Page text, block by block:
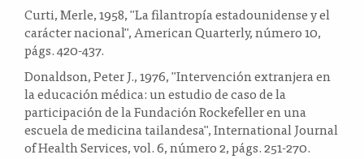
Curti, Merle, 1958, "La filantropía estadounidense y el
carácter nacional", American Quarterly, número 10,
págs. 420-437.
Donaldson, Peter J., 1976, "Intervención extranjera en
la educación médica: un estudio de caso de la
participación de la Fundación Rockefeller en una
escuela de medicina tailandesa", International Journal
of Health Services, vol. 6, número 2, págs. 251-270.